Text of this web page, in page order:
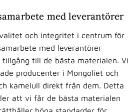
med leverantörer
och integritet i centrum för
med leverantörer
till de bästa materialen. Vi
producenter i Mongoliet och
kamelull direkt från dem. Detta
att vi får de bästa materialen